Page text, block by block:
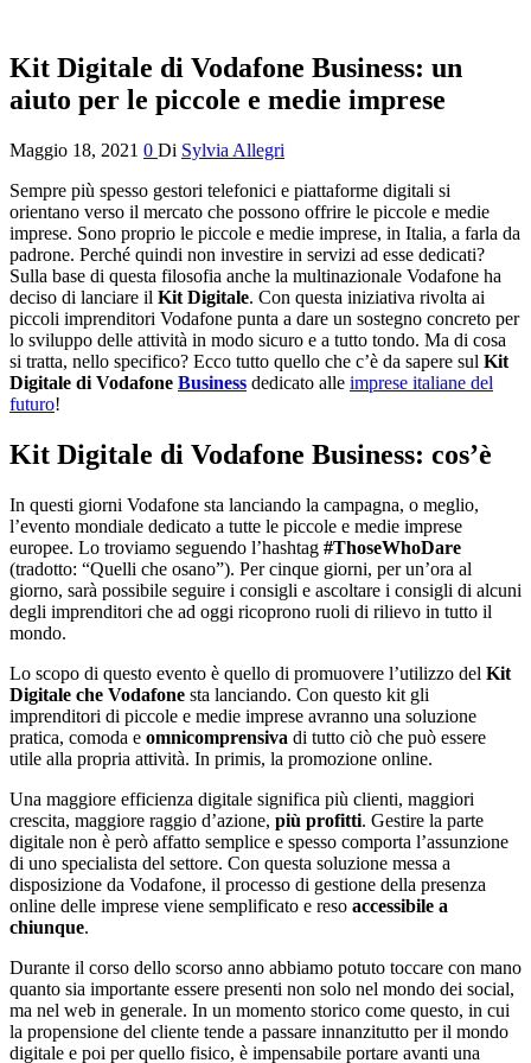
Kit Digitale di Vodafone Business: un
aiuto per le piccole e medie imprese
Maggio 18, 2021 0 Di Sylvia Allegri
Sempre più spesso gestori telefonici e piattaforme digitali si
orientano verso il mercato che possono offrire le piccole e medie
imprese. Sono proprio le piccole e medie imprese, in Italia, a farla da
padrone. Perché quindi non investire in servizi ad esse dedicati?
Sulla base di questa filosofia anche la multinazionale Vodafone ha
deciso di lanciare il Kit Digitale. Con questa iniziativa rivolta ai
piccoli imprenditori Vodafone punta a dare un sostegno concreto per
lo sviluppo delle attività in modo sicuro e a tutto tondo. Ma di cosa
si tratta, nello specifico? Ecco tutto quello che c’è da sapere sul Kit
Digitale di Vodafone Business dedicato alle imprese italiane del
futuro!
Kit Digitale di Vodafone Business: cos’è
In questi giorni Vodafone sta lanciando la campagna, o meglio,
l’evento mondiale dedicato a tutte le piccole e medie imprese
europee. Lo troviamo seguendo l’hashtag #ThoseWhoDare
(tradotto: “Quelli che osano”). Per cinque giorni, per un’ora al
giorno, sarà possibile seguire i consigli e ascoltare i consigli di alcuni
degli imprenditori che ad oggi ricoprono ruoli di rilievo in tutto il
mondo.
Lo scopo di questo evento è quello di promuovere l’utilizzo del Kit
Digitale che Vodafone sta lanciando. Con questo kit gli
imprenditori di piccole e medie imprese avranno una soluzione
pratica, comoda e omnicomprensiva di tutto ciò che può essere
utile alla propria attività. In primis, la promozione online.
Una maggiore efficienza digitale significa più clienti, maggiori
crescita, maggiore raggio d’azione, più profitti. Gestire la parte
digitale non è però affatto semplice e spesso comporta l’assunzione
di uno specialista del settore. Con questa soluzione messa a
disposizione da Vodafone, il processo di gestione della presenza
online delle imprese viene semplificato e reso accessibile a
chiunque.
Durante il corso dello scorso anno abbiamo potuto toccare con mano
quanto sia importante essere presenti non solo nel mondo dei social,
ma nel web in generale. In un momento storico come questo, in cui
la propensione del cliente tende a passare innanzitutto per il mondo
digitale e poi per quello fisico, è impensabile portare avanti una